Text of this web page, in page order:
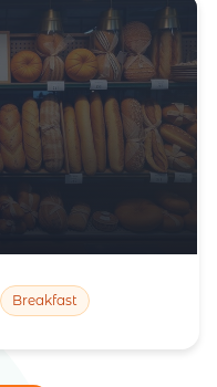
Breakfast